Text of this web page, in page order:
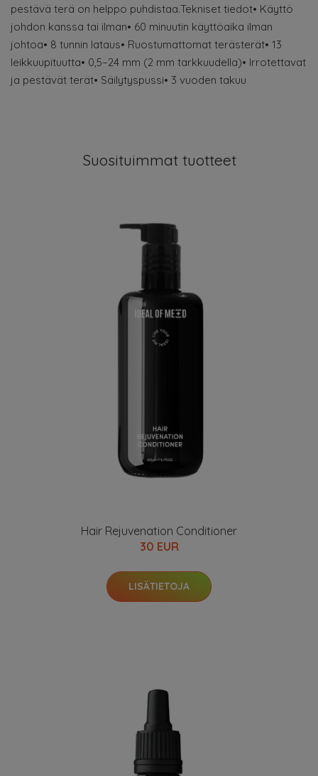
pestävä terä on helppo puhdistaa.Tekniset tiedot• Käyttö
johdon kanssa tai ilman• 60 minuutin käyttöaika ilman
johtoa• 8 tunnin lataus• Ruostumattomat terästerät• 13
leikkuupituutta• 0,5–24 mm (2 mm tarkkuudella)• Irrotettavat
ja pestävät terät• Säilytyspussi• 3 vuoden takuu
Suosituimmat tuotteet
Hair Rejuvenation Conditioner
30 EUR
LISÄTIETOJA